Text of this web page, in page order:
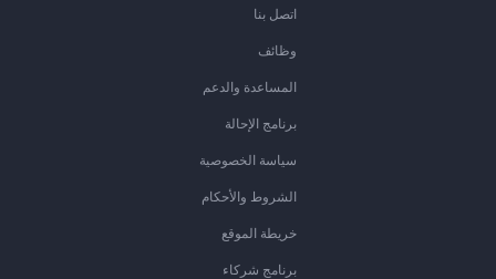
اتصل بنا
وظائف
المساعدة والدعم
برنامج الإحالة
سياسة الخصوصية
الشروط والأحكام
خريطة الموقع
برنامج شركاء